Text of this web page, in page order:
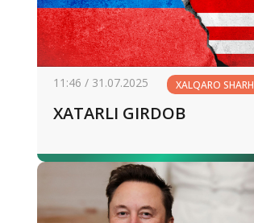
11:46 / 31.07.2025 XALQARO SHARH
XATARLI GIRDOB